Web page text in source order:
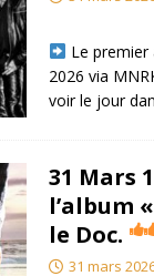
Le
2026 via
voir le jour
31 Mars
l’album
le Doc.
31 mars